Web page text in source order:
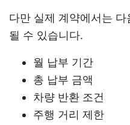
다만 실제 계약에서는
될 수 있습니다.
월 납부 기간
총 납부 금액
차량 반환 조건
주행 거리 제한